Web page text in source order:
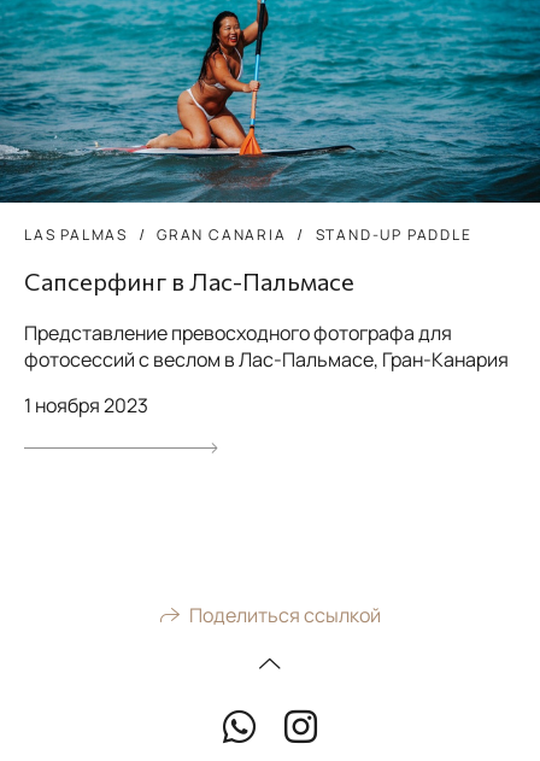
LAS PALMAS GRAN CANARIA STAND-UP PADDLE
Сапсерфинг в Лас-Пальмасе
Представление превосходного фотографа для
фотосессий с веслом в Лас-Пальмасе, Гран-Канария
1 ноября 2023
Поделиться ссылкой